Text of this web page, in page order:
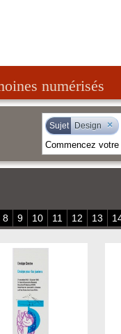
numérisés
Sujet Design ×
8 9 10 11 12 13